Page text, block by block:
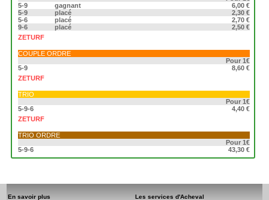
5-9
gagnant
6,00 €
5-9
placé
2,30 €
5-6
placé
2,70 €
9-6
placé
2,50 €
ZETURF
COUPLE ORDRE
Pour 1€
5-9
8,60 €
ZETURF
TRIO
Pour 1€
5-9-6
4,40 €
ZETURF
TRIO ORDRE
Pour 1€
5-9-6
43,30 €
En savoir plus Les services d'Acheval